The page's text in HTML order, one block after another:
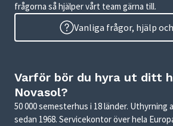
frågorna så hjälper vårt team gärna till.
Vanliga frågor, hjälp
Varför bör du hyra ut ditt
Novasol?
50 000 semesterhus i 18 länder. Uthyrning
sedan 1968. Servicekontor över hela